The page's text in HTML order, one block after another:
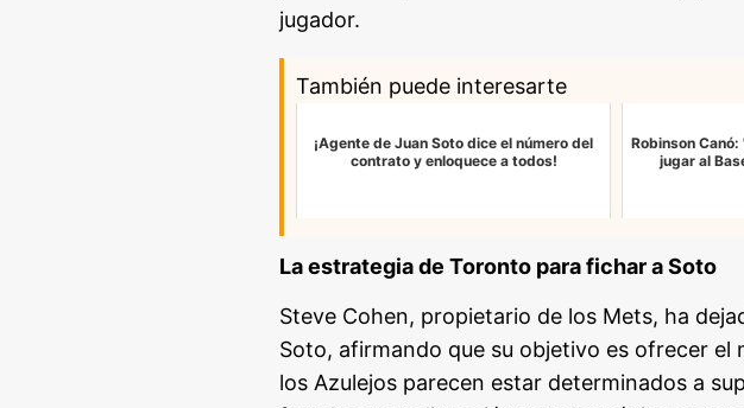
jugador.
También puede interesarte
¡Agente de Juan Soto dice el número del
contrato y enloquece a todos!
Robinson
jugar al
La estrategia de Toronto para fichar a Soto
Steve Cohen, propietario de los Mets, ha
Soto, afirmando que su objetivo es ofrecer
los Azulejos parecen estar determinados a